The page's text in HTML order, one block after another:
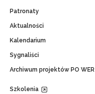
Patronaty
Aktualności
Kalendarium
Sygnaliści
Archiwum projektów PO WER
Szkolenia